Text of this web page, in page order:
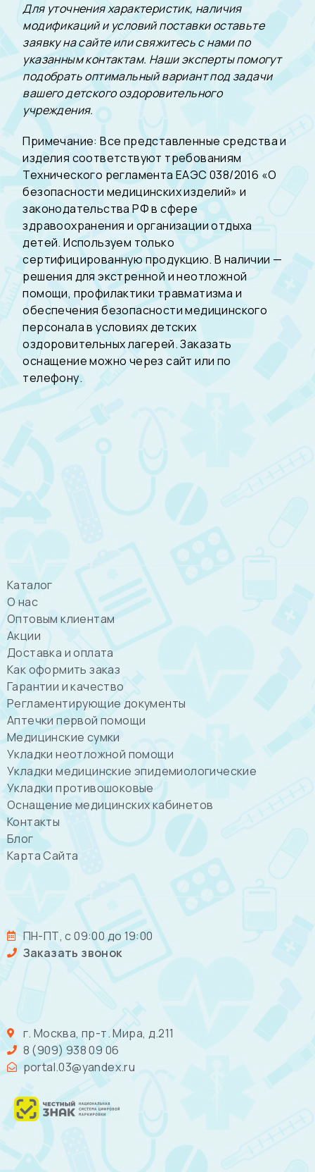
Для уточнения характеристик, наличия
модификаций и условий поставки оставьте
заявку на сайте или свяжитесь с нами по
указанным контактам. Наши эксперты помогут
подобрать оптимальный вариант под задачи
вашего детского оздоровительного
учреждения.
Примечание: Все представленные средства и
изделия соответствуют требованиям
Технического регламента ЕАЭС 038/2016 «О
безопасности медицинских изделий» и
законодательства РФ в сфере
здравоохранения и организации отдыха
детей. Используем только
сертифицированную продукцию. В наличии —
решения для экстренной и неотложной
помощи, профилактики травматизма и
обеспечения безопасности медицинского
персонала в условиях детских
оздоровительных лагерей. Заказать
оснащение можно через сайт или по
телефону.
Каталог
О нас
Оптовым клиентам
Акции
Доставка и оплата
Как оформить заказ
Гарантии и качество
Регламентирующие документы
Аптечки первой помощи
Медицинские сумки
Укладки неотложной помощи
Укладки медицинские эпидемиологические
Укладки противошоковые
Оснащение медицинских кабинетов
Контакты
Блог
Карта Сайта
ПН-ПТ, с 09:00 до 19:00
Заказать звонок
г. Москва, пр-т. Мира, д.211
8 (909) 938 09 06
portal.03@yandex.ru